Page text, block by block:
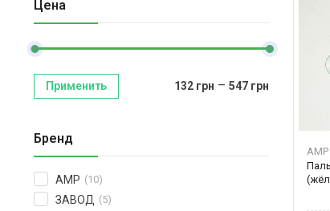
Цена
Применить 132грн – 547грн
Бренд
AMP (10)
ЗАВОД (5)
AMP